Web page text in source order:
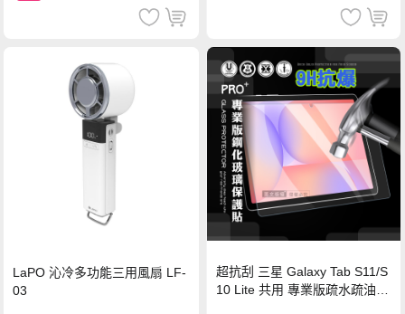
LaPO 沁冷多功能三用風扇 LF-
03
超抗刮 三星 Galaxy Tab S11/S
10 Lite 共用 專業版疏水疏油9